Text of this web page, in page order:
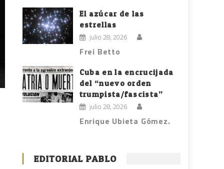
El azúcar de las
estrellas
julio 28, 2026
Frei Betto
Cuba en la encrucijada
del “nuevo orden
trumpista/fascista”
julio 28, 2026
Enrique Ubieta Gómez.
EDITORIAL PABLO